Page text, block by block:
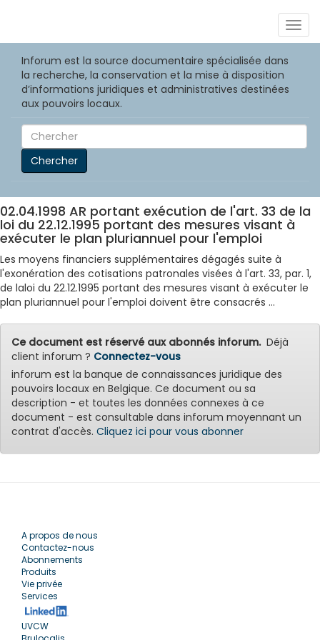
Inforum est la source documentaire spécialisée dans
la recherche, la conservation et la mise à disposition
d’informations juridiques et administratives destinées
aux pouvoirs locaux.
Chercher
02.04.1998 AR portant exécution de l'art. 33 de la
loi du 22.12.1995 portant des mesures visant à
exécuter le plan pluriannuel pour l'emploi
Les moyens financiers supplémentaires dégagés suite à
l'exonération des cotisations patronales visées à l'art. 33, par. 1,
de laloi du 22.12.1995 portant des mesures visant à exécuter le
plan pluriannuel pour l'emploi doivent être consacrés ...
Ce document est réservé aux abonnés inforum.Déjà
client inforum ? Connectez-vous
inforum est la banque de connaissances juridique des
pouvoirs locaux en Belgique. Ce document ou sa
description - et toutes les données connexes à ce
document - est consultable dans inforum moyennant un
contrat d'accès. Cliquez ici pour vous abonner
A propos de nous
Contactez-nous
Abonnements
Produits
Vie privée
Services
UVCW